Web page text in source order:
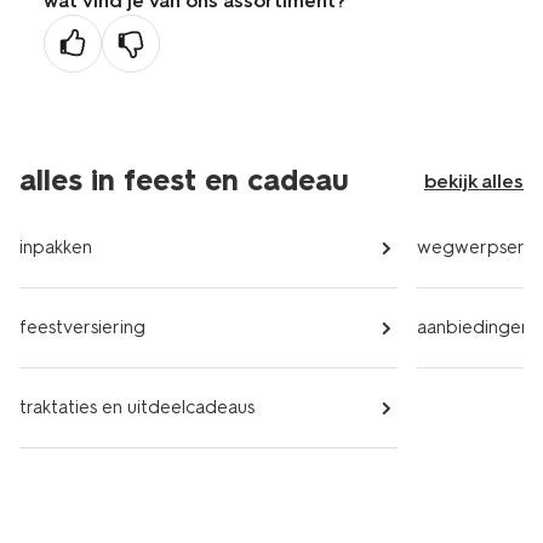
alles in feest en cadeau bekijk alles
inpakken
feestversiering
traktaties en uitdeelcadeaus
aanbiedingen